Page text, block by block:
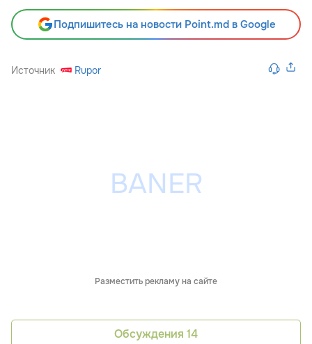
Подпишитесь на новости Point.md в Google
Источник Rupor
Разместить рекламу на сайте
Обсуждения 14